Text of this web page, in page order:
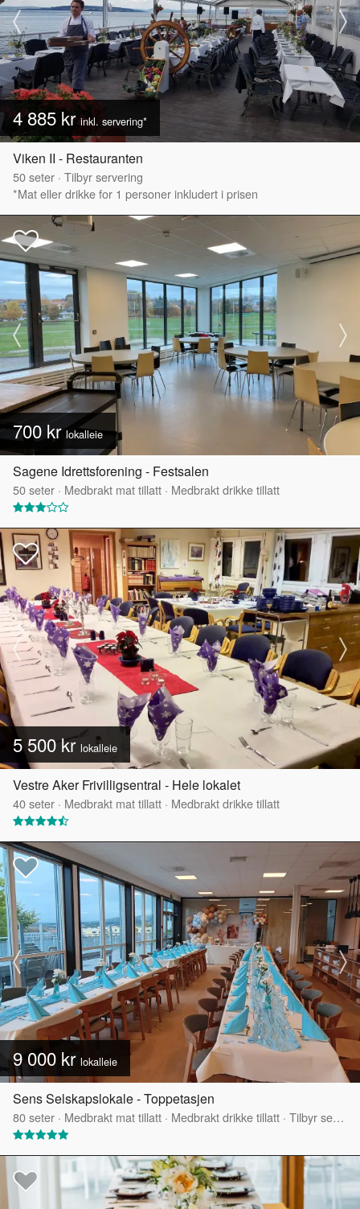
4 885 kr inkl. servering*
Viken II - Restauranten
50seter · Tilbyr servering
*Mat eller drikke for 1 personer inkludert i prisen
700 krlokalleie
Sagene Idrettsforening - Festsalen
50seter · Medbrakt mat tillatt · Medbrakt drikke tillatt
5 500 kr lokalleie
Vestre Aker Frivilligsentral - Hele lokalet
40seter · Medbrakt mat tillatt · Medbrakt drikke tillatt
9 000 kr lokalleie
Sens Selskapslokale - Toppetasjen
80seter · Medbrakt mat tillatt · Medbrakt drikke tillatt · Tilbyr servering